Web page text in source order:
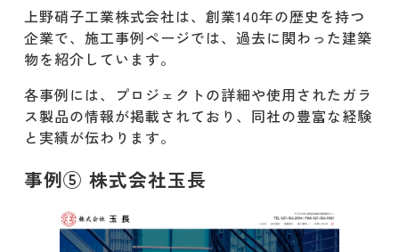
上野硝子工業株式会社は、創業140年の歴史を持つ
企業で、施工事例ページでは、過去に関わった建築
物を紹介しています。
各事例には、プロジェクトの詳細や使用されたガラ
ス製品の情報が掲載されており、同社の豊富な経験
と実績が伝わります。
事例⑤ 株式会社玉長